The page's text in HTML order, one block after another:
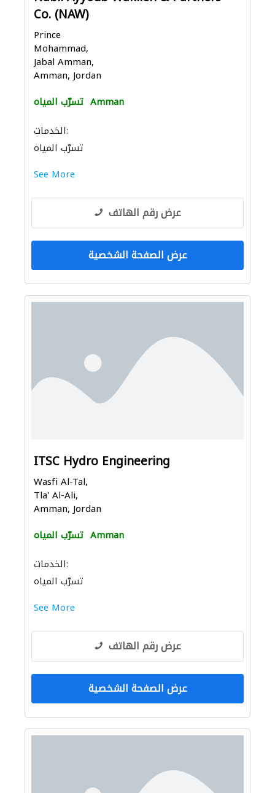
Co. (NAW)
Prince
Mohammad,
Jabal Amman,
Amman, Jordan
تسرّب المياه Amman
الخدمات:
تسرّب المياه
See More
عرض رقم الهاتف
عرض الصفحة الشخصية
ITSC Hydro Engineering
Wasfi Al-Tal,
Tla' Al-Ali,
Amman, Jordan
تسرّب المياه Amman
الخدمات:
تسرّب المياه
See More
عرض رقم الهاتف
عرض الصفحة الشخصية